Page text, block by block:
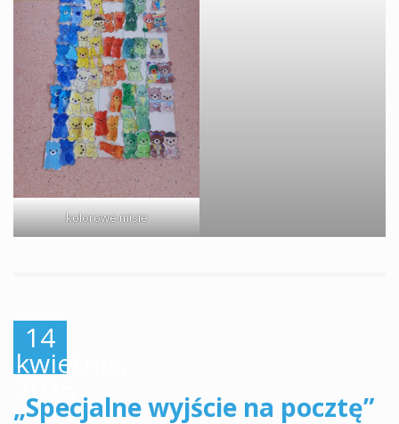
kolorowe misie
14
kwietnia,
2025
„Specjalne wyjście na pocztę”